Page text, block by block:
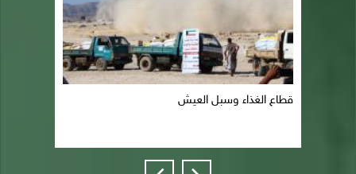
قطاع الغذاء وسبل العيش